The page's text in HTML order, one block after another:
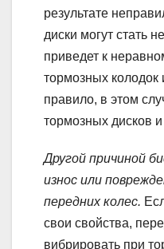
результате
диски могут стать
приведет к
тормозных
правило, в этом
тормозных дисков и
Другой причиной
износ или
передних колес.
свои свойства,
вибрировать при